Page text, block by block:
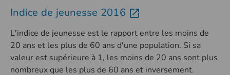
Indice de jeunesse 2016
L'indice de jeunesse est le rapport entre les moins de
20 ans et les plus de 60 ans d'une population. Si sa
valeur est supérieure à 1, les moins de 20 ans sont plus
nombreux que les plus de 60 ans et inversement.